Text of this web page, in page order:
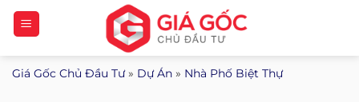
Bỏ
qua
nội
dung
Giá Gốc Chủ Đầu Tư» Dự Án » Nhà Phố Biệt Thự